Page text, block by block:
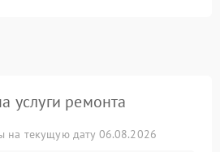
услуги ремонта
на текущую дату 06.08.2026